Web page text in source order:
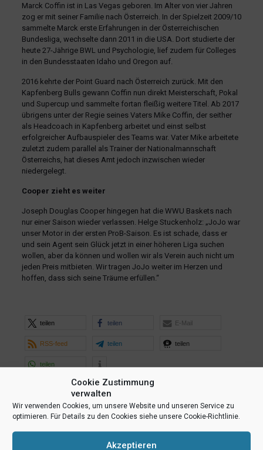
Cookie Zustimmung
verwalten
Wir verwenden Cookies, um unsere Website und unseren Service zu
optimieren. Für Details zu den Cookies siehe unsere Cookie-Richtlinie.
Akzeptieren
Marck Coffin ist in Las Vegas geboren. Im Alter von vier Jahren
zog er mit seiner Familie nach Österreich. In der Spielzeit 2009/10
sammelte Marck erste Erfahrungen in der Österreichischen
Bundesliga, wechselte dann 2011 in die USA. Dort studierte der
heute 27-Jährige BWL und Psychologie, lief zudem für Colleges
in den Bundesstaaten Idaho und Oregon auf.
2016 kehrte der Point Guard nach Österreich zurück. Mit den
Kapfenberg Bulls gewann Coffin nun direkt Meisterschaft, Pokal
und Supercup und sammelte fortan fleißig weitere Titel. Ab 2017
übrigens unter der Regie seines Vaters Mike Coffin, der seither
als Headcoach in Kapfenberg arbeitet und einst selbst
erfolgreicher Aufbauspieler des Teams war. Vater Mike arbeitete
zuletzt zudem parallel als Trainer der Nationalmannschaft
Österreichs, hat dieses Amt jedoch inzwischen wieder
niedergelegt.
Cooper zieht es weiter
Joseph Douglas Cooper hingegen hat die WWU Baskets nach
nur einer Saison wieder verlassen. Helge Stuckenholz: „JoJo war
unser Motor in der ersten ProB-Saison. Es ist schade, dass er
und sein Agent sein Glück jetzt in einer höheren Liga suchen
wollen, aber da können und wollen wir als Verein auch nicht um
jeden Preis mitbieten. Wir tragen JoJo weiter im Herzen und
hoffen, dass sich seine Träume erfüllen.“
teilen teilen E-Mail
RSS-feed teilen teilen
teilen
Ähnliche Beiträge